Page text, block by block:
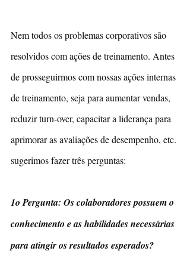
Nem todos os problemas corporativos são
resolvidos com ações de treinamento. Antes
de prosseguirmos com nossas ações internas
de treinamento, seja para aumentar vendas,
reduzir turn-over, capacitar a liderança para
aprimorar as avaliações de desempenho, etc.
sugerimos fazer três perguntas:
1o Pergunta: Os colaboradores possuem o
conhecimento e as habilidades necessárias
para atingir os resultados esperados?